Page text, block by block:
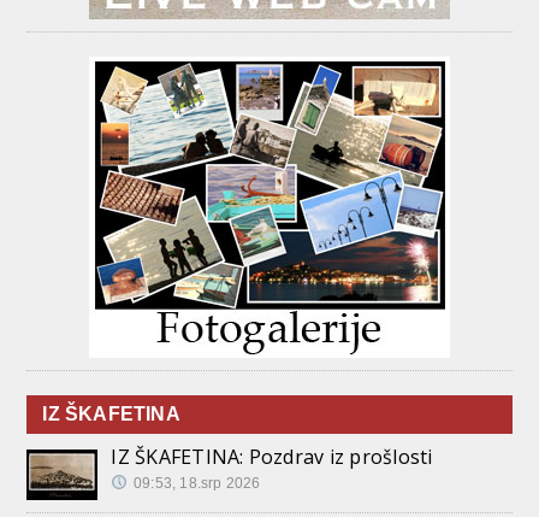
IZ ŠKAFETINA
IZ ŠKAFETINA: Pozdrav iz prošlosti
09:53, 18.srp 2026